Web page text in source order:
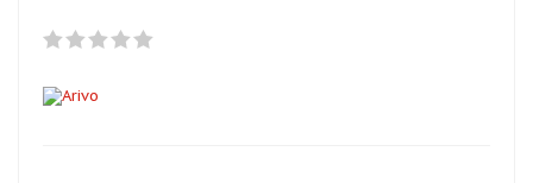
Оплачивайте сегодня только